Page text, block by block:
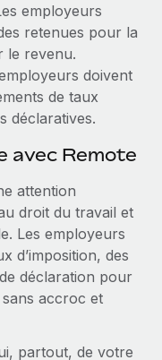
employeurs
retenues pour la
le revenu.
doivent
de taux
déclaratives.
avec Remote
attention
droit du travail et
Les employeurs
d’imposition, des
déclaration pour
accroc et
partout, de votre